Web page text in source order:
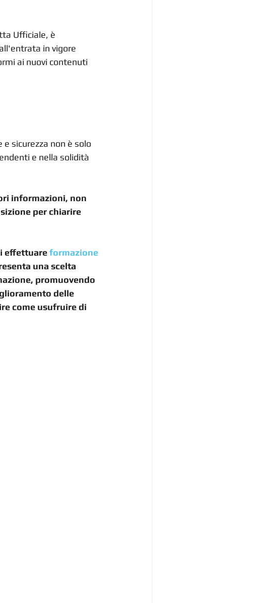
Ufficiale, è
in vigore
ai nuovi contenuti
sicurezza non è solo
e nella solidità
informazioni, non
per chiarire
effettuare formazione
una scelta
promuovendo
delle
come usufruire di